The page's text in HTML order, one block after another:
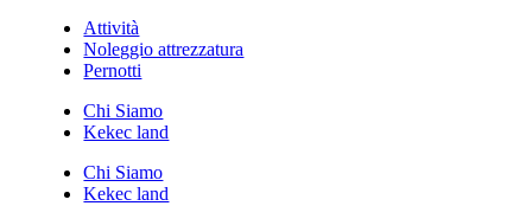
Attività
Noleggio attrezzatura
Pernotti
Chi Siamo
Kekec land
Chi Siamo
Kekec land